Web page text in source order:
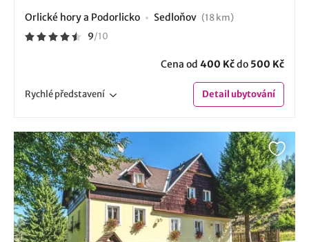
Orlické hory a Podorlicko Sedloňov (18 km)
9/10
Cena od 400 Kčdo 500 Kč
Rychlépředstavení Detailubytování